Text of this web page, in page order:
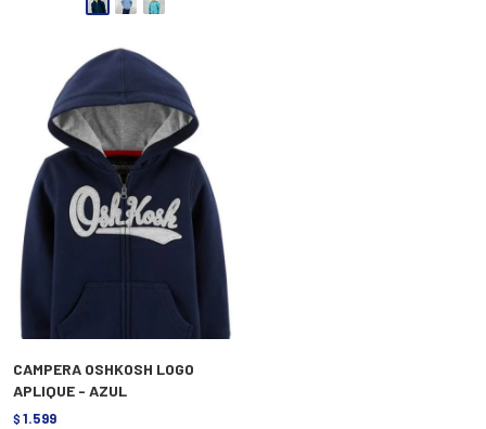
CAMPERA OSHKOSH LOGO
APLIQUE - AZUL
$ 1.599